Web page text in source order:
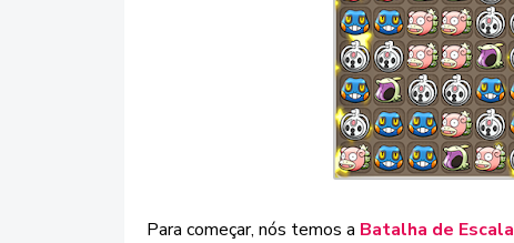
Para começar, nós temos a Batalha de